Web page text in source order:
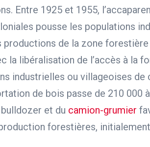
Entre 1925 et 1955,
pousse les populations
productions de la zone
la libéralisation de l’accès à la
industrielles ou villageoises de
de bois passe de 210 000
et du camion-grumier
forestières,